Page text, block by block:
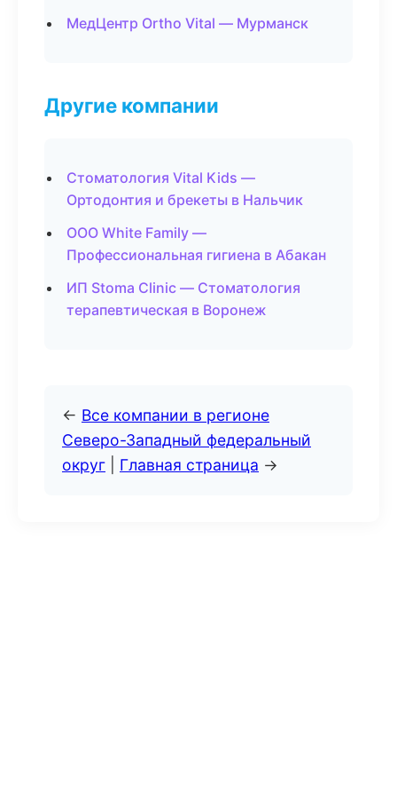
МедЦентр Ortho Vital — Мурманск
Другие компании
Стоматология Vital Kids —
Ортодонтия и брекеты в Нальчик
ООО White Family —
Профессиональная гигиена в Абакан
ИП Stoma Clinic — Стоматология
терапевтическая в Воронеж
← Все компании в регионе
Северо-Западный федеральный
округ
Главная страница →